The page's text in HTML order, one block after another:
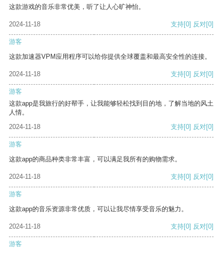
这款游戏的音乐非常优美，听了让人心旷神怡。
2024-11-18 支持[0] 反对[0]
游客
这款加速器VPM应用程序可以给你提供全球覆盖和最高安全性的连接。
2024-11-18 支持[0] 反对[0]
游客
这款app是我旅行的好帮手，让我能够轻松找到目的地，了解当地的风土
人情。
2024-11-18
支持[0] 反对[0]
游客
这款app的商品种类非常丰富，可以满足我所有的购物需求。
2024-11-18 支持[0] 反对[0]
游客
这款app的音乐资源非常优质，可以让我尽情享受音乐的魅力。
2024-11-18 支持[0] 反对[0]
游客